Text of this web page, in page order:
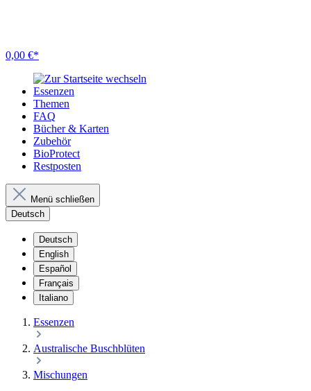
0,00 €*
Essenzen
Themen
FAQ
Bücher & Karten
Zubehör
BioProtect
Restposten
Menü schließen
Deutsch
Deutsch
English
Español
Français
Italiano
Essenzen
Australische Buschblüten
Mischungen